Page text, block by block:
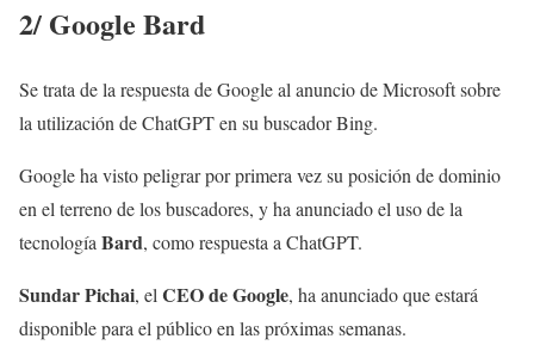
2/ Google Bard
Se trata de la respuesta de Google al anuncio de Microsoft sobre
la utilización de ChatGPT en su buscador Bing.
Google ha visto peligrar por primera vez su posición de dominio
en el terreno de los buscadores, y ha anunciado el uso de la
tecnología Bard, como respuesta a ChatGPT.
Sundar Pichai, el CEO de Google, ha anunciado que estará
disponible para el público en las próximas semanas.